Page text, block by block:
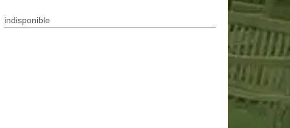
indisponible